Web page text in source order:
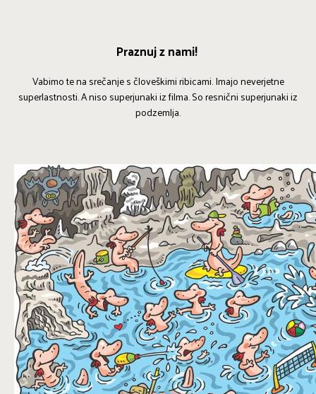
Praznuj z nami!
Vabimo te na srečanje s človeškimi ribicami. Imajo neverjetne
superlastnosti. A niso superjunaki iz filma. So resnični superjunaki iz
podzemlja.